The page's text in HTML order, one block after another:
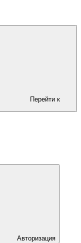
Перейти к
Авторизация